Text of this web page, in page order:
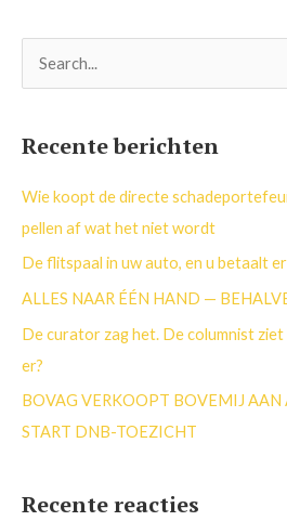
n
a
a
r
Recente berichten
Wie koopt de directe
pellen af wat het niet wordt
De flitspaal in uw auto, en u betaalt
ALLES NAAR ÉÉN HAND —
De curator zag het. De columnist
er?
BOVAG VERKOOPT BOVEMIJ AAN
START DNB-TOEZICHT
Recente reacties